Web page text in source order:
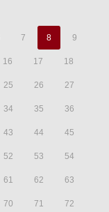
7 8 9
16 17 18
25 26 27
34 35 36
43 44 45
52 53 54
61 62 63
70 71 72